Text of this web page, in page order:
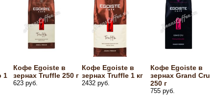
1
Кофе Egoiste в
зернах Truffle 250 г
623 руб.
Кофе Egoiste в
зернах Truffle 1 кг
2432 руб.
Кофе Egoiste в
зернах Grand Cru
250 г
755 руб.